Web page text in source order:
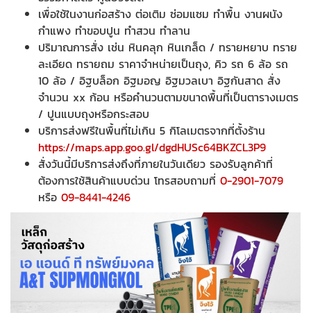
เพื่อใช้ในงานก่อสร้าง ต่อเติม ซ่อมแซม ทำพื้น งานผนัง
กำแพง ทำขอบปูน ทำสวน ทำลาน
ปริมาณการสั่ง เช่น หินคลุก หินเกล็ด / ทรายหยาบ ทราย
ละเอียด ทรายถม ราคาจำหน่ายเป็นถุง, คิว รถ 6 ล้อ รถ
10 ล้อ / อิฐบล็อก อิฐมอญ อิฐมวลเบา อิฐกันสาด สั่ง
จำนวน xx ก้อน หรือคำนวนตามขนาดพื้นที่เป็นตารางเมตร
/ ปูนแบบถุงหรือกระสอบ
บริการส่งฟรีในพื้นที่ไม่เกิน 5 กิโลเมตรจากที่ตั้งร้าน
https://maps.app.goo.gl/dgdHUSc64BKZCL3P9
สั่งวันนี้มีบริการส่งถึงที่ภายในวันเดียว รองรับลูกค้าที่
ต้องการใช้สินค้าแบบด่วน โทรสอบถามที่ 0-2901-7079
หรือ 09-8441-4246